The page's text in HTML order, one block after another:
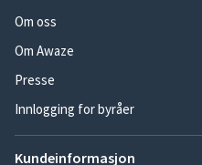
Om oss
Om Awaze
Presse
Innlogging for byråer
Kundeinformasjon